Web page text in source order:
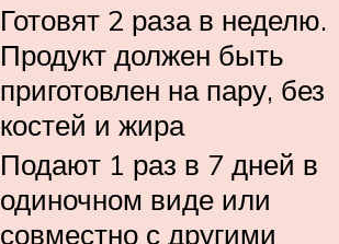
Готовят 2 раза в неделю.
Продукт должен быть
приготовлен на пару, без
костей и жира
Подают 1 раз в 7 дней в
одиночном виде или
совместно с другими